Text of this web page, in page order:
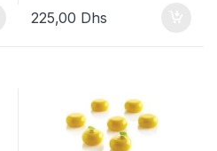
225,00 Dhs